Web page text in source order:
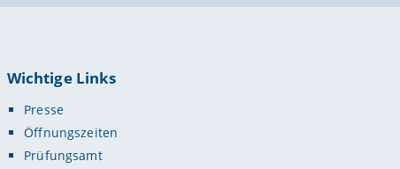
Wichtige Links
Presse
Öffnungszeiten
Prüfungsamt